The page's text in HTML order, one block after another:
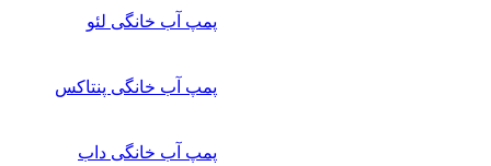
پمپ آب خانگی لئو
پمپ آب خانگی پنتاکس
پمپ آب خانگی داب